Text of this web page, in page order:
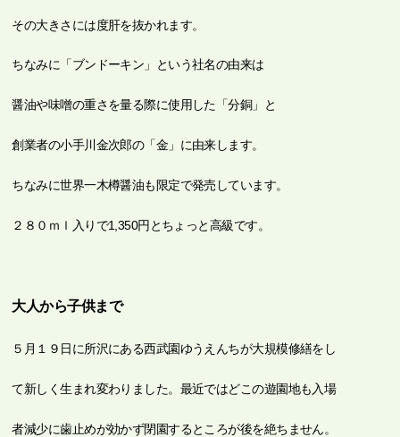
その大きさには度肝を抜かれます。
ちなみに「ブンドーキン」という社名の由来は
醤油や味噌の重さを量る際に使用した「分銅」と
創業者の小手川金次郎の「金」に由来します。
ちなみに世界一木樽醤油も限定で発売しています。
２８０ｍｌ入りで1,350円とちょっと高級です。
大人から子供まで
５月１９日に所沢にある西武園ゆうえんちが大規模修繕をし
て新しく生まれ変わりました。最近ではどこの遊園地も入場
者減少に歯止めが効かず閉園するところが後を絶ちません。